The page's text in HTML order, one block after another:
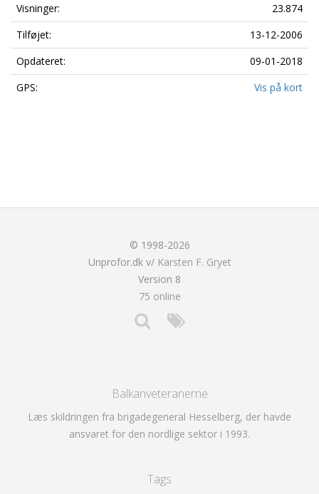
Visninger:
23.874
Tilføjet:
13-12-2006
Opdateret:
09-01-2018
GPS:
Vis på kort
© 1998-2026
Unprofor.dk v/ Karsten F. Gryet
Version 8
75 online
Balkanveteranerne
Læs skildringen fra brigadegeneral Hesselberg, der havde
ansvaret for den nordlige sektor i 1993.
Tags